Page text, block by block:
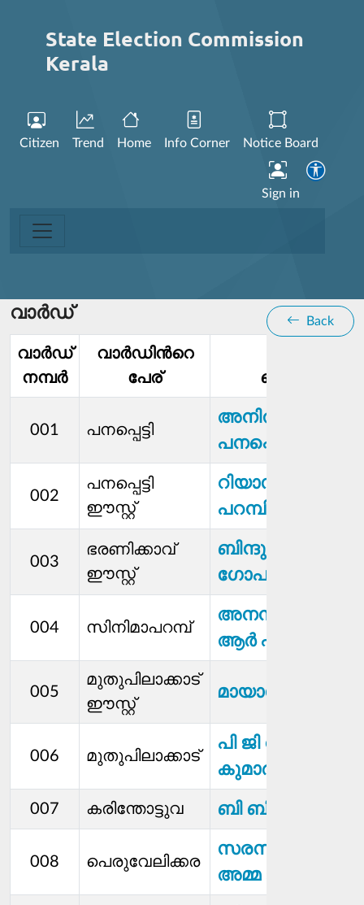
State Election Commission
Kerala
Citizen Trend Home Info Corner Notice Board
Sign in
വാര്‍ഡ് Back
വാര്‍ഡ്‌
നമ്പര്‍
വാര്‍ഡിൻറെ
പേര്
മെമ്പര്‍
001 പനപ്പെട്ടി
അനിൽ
പനപ്പെട്ടി
002
പനപ്പെട്ടി
ഈസ്റ്റ്
റിയാസ്
പറമ്പിൽ
003
ഭരണിക്കാവ്
ഈസ്റ്റ്
ബിന്ദു
ഗോപാലകൃഷ്ണൻ
004 സിനിമാപറമ്പ്
അനന്തലക്ഷ്മി
ആര്‍ എസ്
005
മുതുപിലാക്കാട്
ഈസ്റ്റ്
മായാദേവി എസ്
006 മുതുപിലാക്കാട്
പി ജി വിനോദ്
കുമാർ
007 കരിന്തോട്ടുവ ബി ബിനോയ്
008 പെരുവേലിക്കര
സരസ്വതി
അമ്മ ടീച്ചർ